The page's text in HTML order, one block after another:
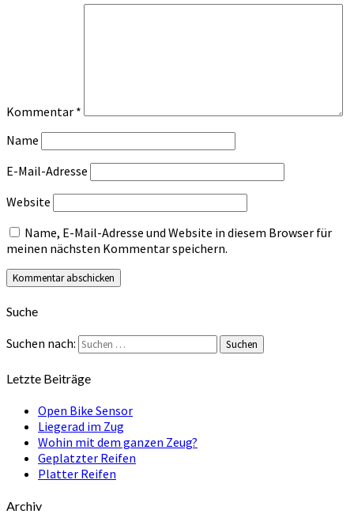
Kommentar *
Name
E-Mail-Adresse
Website
Name, E-Mail-Adresse und Website in diesem Browser für
meinen nächsten Kommentar speichern.
Suche
Suchen nach: Suchen
Letzte Beiträge
Open Bike Sensor
Liegerad im Zug
Wohin mit dem ganzen Zeug?
Geplatzter Reifen
Platter Reifen
Archiv